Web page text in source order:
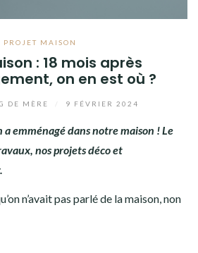
PROJET MAISON
: 18 mois après
on en est où ?
DE MÈRE 9 FÉVRIER 2024
a emménagé dans notre maison ! Le
nos projets déco et
n’avait pas parlé de la maison, non